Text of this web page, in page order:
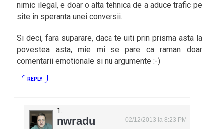
nimic ilegal, e doar o alta tehnica de a aduce trafic pe
site in speranta unei conversii.
Si deci, fara suparare, daca te uiti prin prisma asta la
povestea asta, mie mi se pare ca raman doar
comentarii emotionale si nu argumente :-)
REPLY
nwradu 02/12/2013 la 8:23 PM